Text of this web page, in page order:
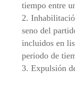
tiempo entre
seno del
incluidos en
periodo de
Expulsión